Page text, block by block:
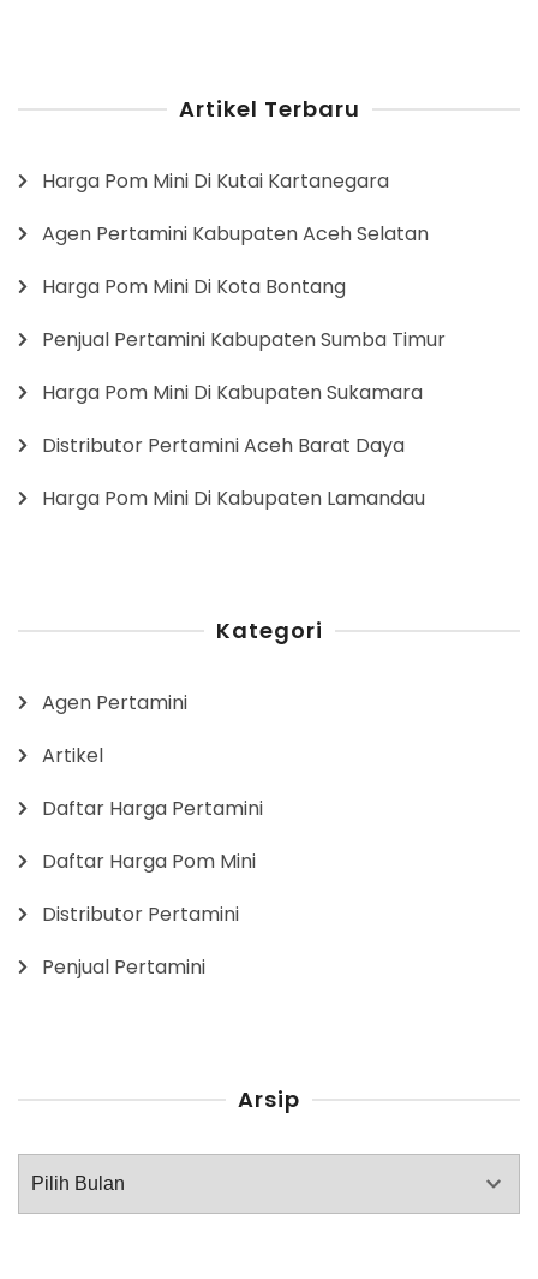
Artikel Terbaru
Harga Pom Mini Di Kutai Kartanegara
Agen Pertamini Kabupaten Aceh Selatan
Harga Pom Mini Di Kota Bontang
Penjual Pertamini Kabupaten Sumba Timur
Harga Pom Mini Di Kabupaten Sukamara
Distributor Pertamini Aceh Barat Daya
Harga Pom Mini Di Kabupaten Lamandau
Kategori
Agen Pertamini
Artikel
Daftar Harga Pertamini
Daftar Harga Pom Mini
Distributor Pertamini
Penjual Pertamini
Arsip
Arsip